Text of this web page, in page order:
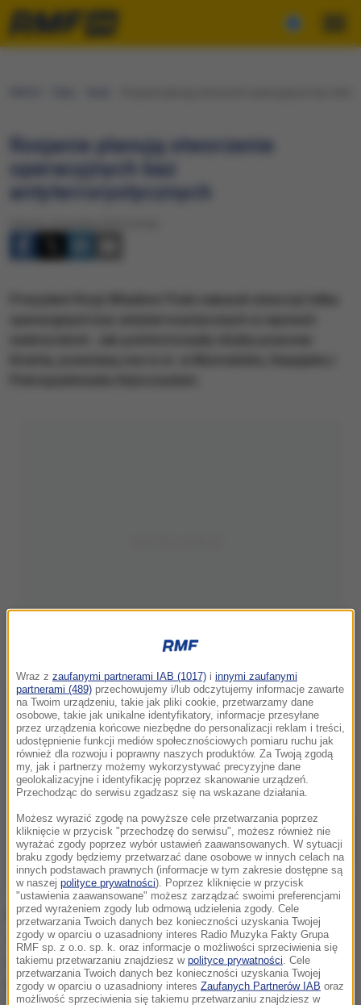
Rosjanie planują stworzenie
operacyjnych baz
antyterrorystycznych
Bazy, które mają spełniać funkcję "kwater głównych"
sił antyterrorystycznych, mają powstać w Kaspijsku
nad Morzem Kaspijskim, na wschodzie w
Pietropawłowsku Kamczackim nad Morzem Beringa i
Wraz z zaufanymi partnerami IAB (1017) i innymi zaufanymi
partnerami (489) przechowujemy i/lub odczytujemy informacje zawarte
na Twoim urządzeniu, takie jak pliki cookie, przetwarzamy dane
osobowe, takie jak unikalne identyfikatory, informacje przesyłane
przez urządzenia końcowe niezbędne do personalizacji reklam i treści,
udostępnienie funkcji mediów społecznościowych pomiaru ruchu jak
również dla rozwoju i poprawny naszych produktów. Za Twoją zgodą
my, jak i partnerzy możemy wykorzystywać precyzyjne dane
geolokalizacyjne i identyfikację poprzez skanowanie urządzeń.
Przechodząc do serwisu zgadzasz się na wskazane działania.
Możesz wyrazić zgodę na powyższe cele przetwarzania poprzez
kliknięcie w przycisk "przechodzę do serwisu", możesz również nie
wyrażać zgody poprzez wybór ustawień zaawansowanych. W sytuacji
braku zgody będziemy przetwarzać dane osobowe w innych celach na
innych podstawach prawnych (informacje w tym zakresie dostępne są
w naszej polityce prywatności). Poprzez kliknięcie w przycisk
"ustawienia zaawansowane" możesz zarządzać swoimi preferencjami
przed wyrażeniem zgody lub odmową udzielenia zgody. Cele
przetwarzania Twoich danych bez konieczności uzyskania Twojej
zgody w oparciu o uzasadniony interes Radio Muzyka Fakty Grupa
RMF sp. z o.o. sp. k. oraz informacje o możliwości sprzeciwienia się
takiemu przetwarzaniu znajdziesz w polityce prywatności . Cele
przetwarzania Twoich danych bez konieczności uzyskania Twojej
zgody w oparciu o uzasadniony interes Zaufanych Partnerów IAB oraz
możliwość sprzeciwienia się takiemu przetwarzaniu znajdziesz w